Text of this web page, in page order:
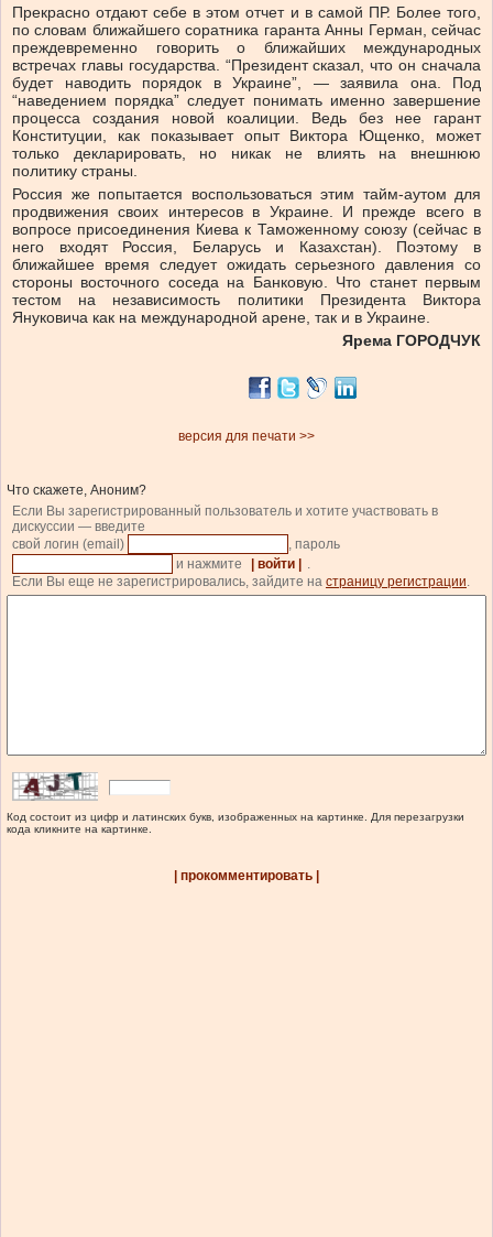
Прекрасно отдают себе в этом отчет и в самой ПР. Более того,
по словам ближайшего соратника гаранта Анны Герман, сейчас
преждевременно говорить о ближайших международных
встречах главы государства. “Президент сказал, что он сначала
будет наводить порядок в Украине”, — заявила она. Под
“наведением порядка” следует понимать именно завершение
процесса создания новой коалиции. Ведь без нее гарант
Конституции, как показывает опыт Виктора Ющенко, может
только декларировать, но никак не влиять на внешнюю
политику страны.
Россия же попытается воспользоваться этим тайм-аутом для
продвижения своих интересов в Украине. И прежде всего в
вопросе присоединения Киева к Таможенному союзу (сейчас в
него входят Россия, Беларусь и Казахстан). Поэтому в
ближайшее время следует ожидать серьезного давления со
стороны восточного соседа на Банковую. Что станет первым
тестом на независимость политики Президента Виктора
Януковича как на международной арене, так и в Украине.
Ярема ГОРОДЧУК
версия для печати >>
Что скажете, Аноним?
Если Вы зарегистрированный пользователь и хотите участвовать в
дискуссии — введите
свой логин (email)
, пароль
и нажмите
| войти |
.
Если Вы еще не зарегистрировались, зайдите на страницу регистрации.
Код состоит из цифр и латинских букв, изображенных на картинке. Для перезагрузки
кода кликните на картинке.
| прокомментировать |